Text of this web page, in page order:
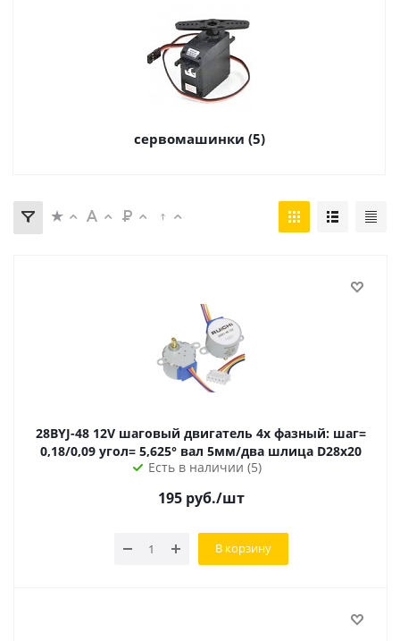
сервомашинки (5)
28BYJ-48 12V шаговый двигатель 4х фазный: шаг=
0,18/0,09 угол= 5,625° вал 5мм/два шлица D28х20
Есть в наличии (5)
195руб./шт
В корзину